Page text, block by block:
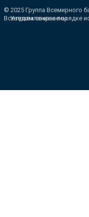
© 2025 Группа Всемирного
Все права сохранены.
Уведомление о порядке